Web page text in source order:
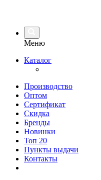
Меню
Каталог
Производство
Оптом
Сертификат
Скидка
Бренды
Новинки
Топ 20
Пункты выдачи
Контакты